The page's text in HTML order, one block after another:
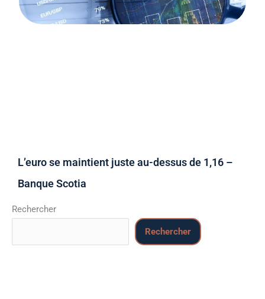
L’euro se maintient juste au-dessus de 1,16 –
Banque Scotia
Rechercher
Rechercher